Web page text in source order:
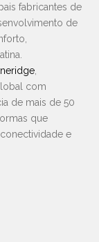
fabricantes de
de
com
de mais de 50
que
e